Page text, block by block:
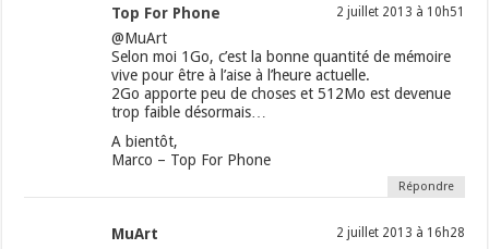
Top For Phone 2 juillet 2013 à 10h51
@MuArt
Selon moi 1Go, c’est la bonne quantité de mémoire
vive pour être à l’aise à l’heure actuelle.
2Go apporte peu de choses et 512Mo est devenue
trop faible désormais…
A bientôt,
Marco – Top For Phone
Répondre
MuArt 2 juillet 2013 à 16h28